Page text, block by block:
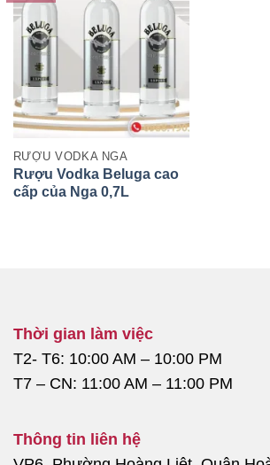
RƯỢU VODKA NGA
Rượu Vodka Beluga cao
cấp của Nga 0,7L
Thời gian làm việc
T2- T6: 10:00 AM – 10:00 PM
T7 – CN: 11:00 AM – 11:00 PM
Thông tin liên hệ